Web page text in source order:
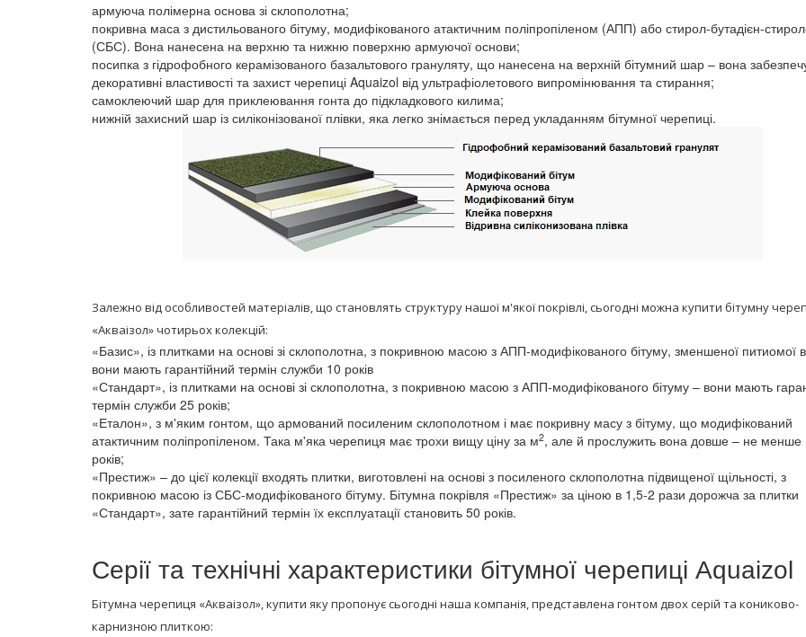
армуюча полімерна основа зі склополотна;
покривна маса з дистильованого бітуму, модифікованого атактичним поліпропіленом (АПП) або стирол-бутадієн-
(СБС). Вона нанесена на верхню та нижню поверхню армуючої основи;
посипка з гідрофобного керамізованого базальтового грануляту, що нанесена на верхній бітумний шар – вона
декоративні властивості та захист черепиці Aquaizol від ультрафіолетового випромінювання та стирання;
самоклеючий шар для приклеювання гонта до підкладкового килима;
нижній захисний шар із силіконізованої плівки, яка легко знімається перед укладанням бітумної черепиці.
Залежно від особливостей матеріалів, що становлять структуру нашої м'якої покрівлі, сьогодні можна купити бітумну
«Акваізол» чотирьох колекцій:
«Базис», із плитками на основі зі склополотна, з покривною масою з АПП-модифікованого бітуму, зменшеної питиомої
вони мають гарантійний термін служби 10 років
«Стандарт», із плитками на основі зі склополотна, з покривною масою з АПП-модифікованого бітуму – вони мають
термін служби 25 років;
«Еталон», з м'яким гонтом, що армований посиленим склополотном і має покривну масу з бітуму, що модифікований
атактичним поліпропіленом. Така м'яка черепиця має трохи вищу ціну за м2, але й прослужить вона довше – не менше
років;
«Престиж» – до цієї колекції входять плитки, виготовлені на основі з посиленого склополотна підвищеної щільності, з
покривною масою із СБС-модифікованого бітуму. Бітумна покрівля «Престиж» за ціною в 1,5-2 рази дорожча за плитки
«Стандарт», зате гарантійний термін їх експлуатації становить 50 років.
Серії та технічні характеристики бітумної черепиці Aquaizol
Бітумна черепиця «Акваізол», купити яку пропонує сьогодні наша компанія, представлена гонтом двох серій та кониково-
карнизною плиткою: